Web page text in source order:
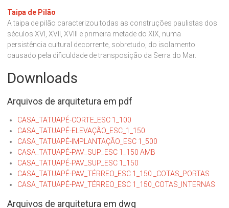
Taipa de Pilão
A taipa de pilão caracterizou todas as construções paulistas dos
séculos XVI, XVII, XVIII e primeira metade do XIX, numa
persistência cultural decorrente, sobretudo, do isolamento
causado pela dificuldade de transposição da Serra do Mar.
Downloads
Arquivos de arquitetura em pdf
CASA_TATUAPÉ-CORTE_ESC 1_100
CASA_TATUAPÉ-ELEVAÇÃO_ESC_1_150
CASA_TATUAPÉ-IMPLANTAÇÃO_ESC 1_500
CASA_TATUAPÉ-PAV_SUP_ESC 1_150 AMB
CASA_TATUAPÉ-PAV_SUP_ESC 1_150
CASA_TATUAPÉ-PAV_TÉRREO_ESC 1_150 _COTAS_PORTAS
CASA_TATUAPÉ-PAV_TÉRREO_ESC 1_150_COTAS_INTERNAS
Arquivos de arquitetura em dwg